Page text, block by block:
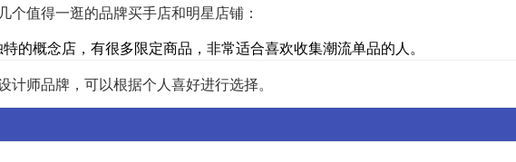
值得一逛的品牌买手店和明星店铺：
的概念店，有很多限定商品，非常适合喜欢收集潮流单品的人。
师品牌，可以根据个人喜好进行选择。